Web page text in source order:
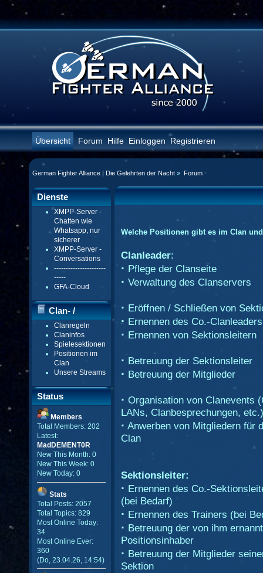
Übersicht Forum Hilfe Einloggen Registrieren
German Fighter Alliance | Die Gelehrten der Nacht » Forum
Dienste
XMPP-Server -
Chatten wie
Whatsapp, nur
sicherer
XMPP-Server -
Conversations
----------------------
-----
GFA-Cloud
Clan- /
Gildenmenü
Clanregeln
Claninfos
Spielesektionen
Positionen im
Clan
Unsere Streams
Status
Members
Total Members: 202
Latest:
MadDEMENT0R
New This Month: 0
New This Week: 0
New Today: 0
Stats
Total Posts: 2057
Total Topics: 829
Most Online Today:
34
Most Online Ever:
360
(Do, 23.04.26, 14:54)
Welche Positionen gibt es im Clan
Clanleader:
· Pflege der Clanseite
· Verwaltung des Clanservers
· Eröffnen / Schließen von
· Ernennen des Co.-Clanleaders
· Ernennen von Sektionsleitern
· Betreuung der Sektionsleiter
· Betreuung der Mitglieder
· Organisation von Clanevents
LANs, Clanbesprechungen, etc.)
· Anwerben von Mitgliedern für
Clan
Sektionsleiter:
· Ernennen des Co.-
(bei Bedarf)
· Ernennen des Trainers (bei
· Betreuung der von ihm
Positionsinhaber
· Betreuung der Mitglieder
Sektion